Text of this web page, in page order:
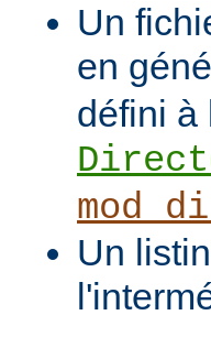
Un
en
défini à
Un